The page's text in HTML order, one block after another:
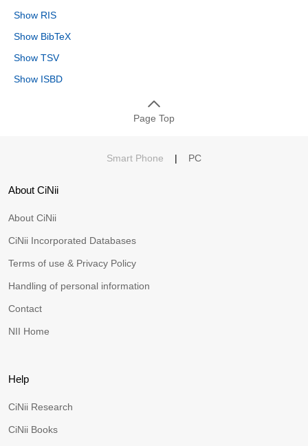
Show RIS
Show BibTeX
Show TSV
Show ISBD
Page Top
Smart Phone | PC
About CiNii
About CiNii
CiNii Incorporated Databases
Terms of use & Privacy Policy
Handling of personal information
Contact
NII Home
Help
CiNii Research
CiNii Books